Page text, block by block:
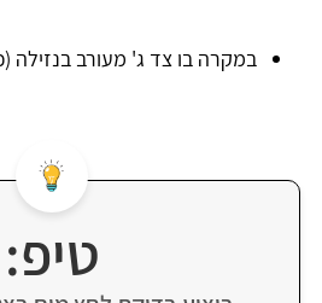
במקרה בו צד ג' מעורב בנזילה
טיפ: